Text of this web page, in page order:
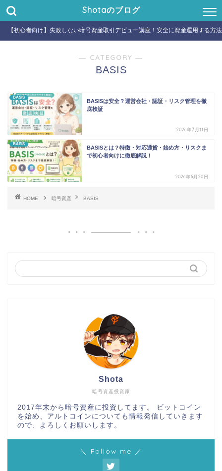
Shotaのブログ
【初心者向け】失敗しない暗号資産取引デビュー講座！安全に資産運用する方
― CATEGORY ―
BASIS
BASIS
BASISは安全？運営会社・認証・リスク管理を徹
底検証
2026年7月11日
BASIS
BASISとは？特徴・対応通貨・始め方・リスクま
で初心者向けに徹底解説！
2026年6月20日
HOME 暗号資産 BASIS
暗号資産投資家
Shota
2017年末から暗号資産に投資してます。 ビットコイン
を始め、アルトコインについても情報発信していきます
ので、よろしくお願いします。
＼ Follow me ／